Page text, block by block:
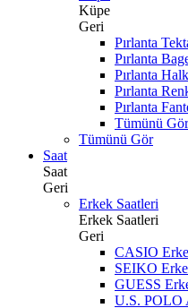
Küpe
Geri
Pırlanta
Pırlanta
Pırlanta
Pırlanta
Pırlanta
Tümünü Gör
Tümünü Gör
Saat
Saat
Geri
Erkek Saatleri
Erkek Saatleri
Geri
CASIO
SEIKO
GUESS
U.S. POLO